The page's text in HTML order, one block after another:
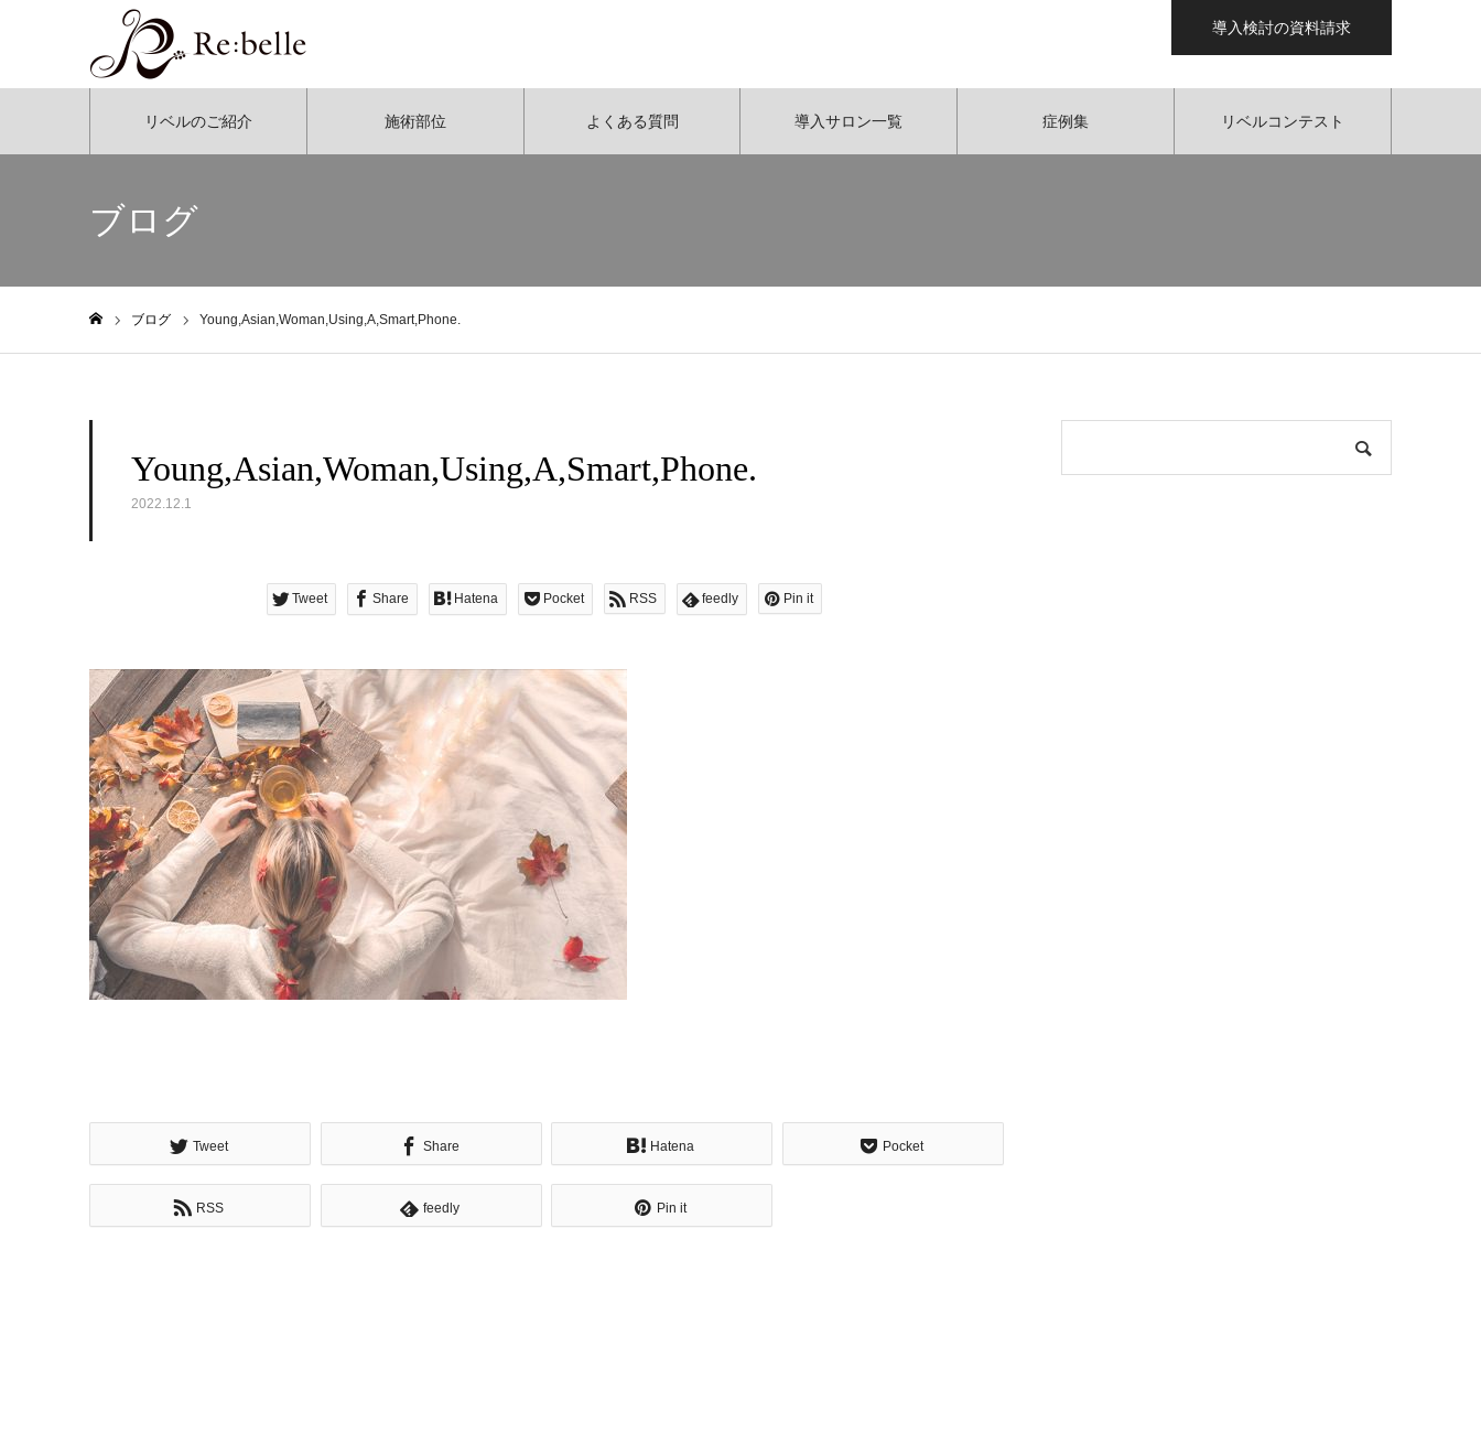
導入検討の資料請求
リベルのご紹介 施術部位 よくある質問 導入サロン一覧 症例集 リベルコンテスト
ブログ
ブログ Young,Asian,Woman,Using,A,Smart,Phone.
Young,Asian,Woman,Using,A,Smart,Phone.
2022.12.1
Tweet Share Hatena Pocket RSS feedly Pin it
Tweet Share Hatena Pocket
RSS feedly Pin it